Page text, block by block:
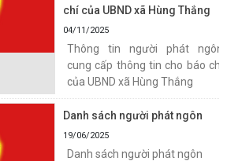
chí của UBND xã Hùng Thắng
04/11/2025
Thông tin người phát ngôn
cung cấp thông tin cho báo chí
của UBND xã Hùng Thắng
Danh sách người phát ngôn
19/06/2025
Danh sách người phát ngôn